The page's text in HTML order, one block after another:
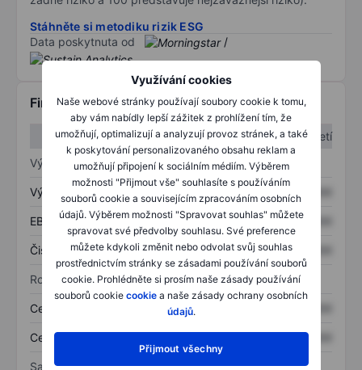
Využívání cookies
Naše webové stránky používají soubory cookie k tomu,
aby vám nabídly lepší zážitek z prohlížení tím, že
umožňují, optimalizují a analyzují provoz stránek, a také
k poskytování personalizovaného obsahu reklam a
umožňují připojení k sociálním médiím. Výběrem
možnosti "Přijmout vše" souhlasíte s používáním
souborů cookie a souvisejícím zpracováním osobních
údajů. Výběrem možnosti "Spravovat souhlas" můžete
spravovat své předvolby souhlasu. Své preference
můžete kdykoli změnit nebo odvolat svůj souhlas
prostřednictvím stránky se zásadami používání souborů
cookie. Prohlédněte si prosím naše zásady používání
souborů cookie cookie a naše zásady ochrany osobních
údajů.
Přijmout všechny
Stáhněte si metodiku rizik ESG
Data poskytnuta od
/
Finanční informace
1. čtvrtletí
2. čtvrtletí
Výkaz zisku a ztráty
Výnos XXXXXXX XXXXXXX
EBITDA XXXXXXX XXXXXXX
Čistý příjem XXXXXXX XXXXXXX
Rozvaha
Celková aktiva
Celkový dluh XXXXXXX
Sazby